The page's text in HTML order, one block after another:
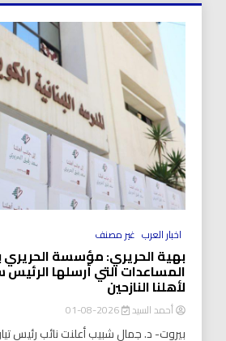
اخبار العرب غير مصنف
بهية الحريري: مؤسسة الحريري
المساعدات التي أرسلها
لأهلنا النازحين
أحمد السيد 2026-08-01
بيروت- د. جمال شبيب أعلنت نائب رئيس